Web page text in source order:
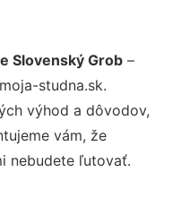
Slovenský Grob –
studna.sk.
výhod a dôvodov,
vám, že
nebudete ľutovať.